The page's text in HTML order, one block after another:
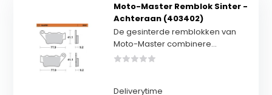
Moto-Master Remblok Sinter -
Achteraan (403402)
De gesinterde remblokken van
Moto-Master combinere...
Deliverytime